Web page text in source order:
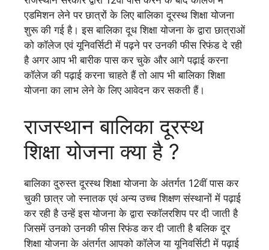
एडमिशन लेने पर छात्रों के लिए बालिका दूरस्थ शिक्षा योजना
शुरू की गई है। इस बालिका दूध शिक्षा योजना के द्वारा छात्राओं
को कॉलेज एवं यूनिवर्सिटी में पढ़ने पर उनकी फीस रिफंड दे रही
है अगर आप भी बारीक पास कर चुके और आगे पढ़ाई करना
कॉलेज की पढ़ाई करना चाहते हैं तो आप भी बालिका शिक्षा
योजना का लाभ लेने के लिए आवेदन कर सकती हैं।
राजस्थान बालिका दूरस्थ
शिक्षा योजना क्या है ?
बालिका दुरुस्त दूरस्थ शिक्षा योजना के अंतर्गत 12वीं पास कर
चुकी छात्र जो स्नातक एवं अन्य उच्च शिक्षण संस्थानों में पढ़ाई
कर रही है उन्हें इस योजना के द्वारा स्कॉलरशिप पर दी जाती है
जिसमें उनको उनकी फीस रिफंड कर दी जाती है बलिक दूर
शिक्षा योजना के अंतर्गत आपको कॉलेज या यूनिवर्सिटी में पढ़ाई